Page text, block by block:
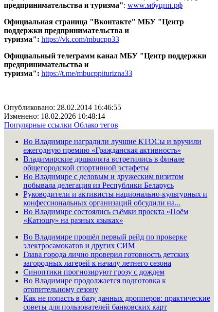
предпринимательства и туризма": www.мбуцпп.рф
Официальная страница "Вконтакте" МБУ "Центр
поддержки предпринимательства и
туризма": https://vk.com/mbucpp33
Официальный телеграмм канал МБУ "Центр поддержки
предпринимательства и
туризма": https://t.me/mbucppiturizna33
Опубликовано: 28.02.2014 16:46:55
Изменено: 18.02.2026 10:48:14
Популярные ссылки Облако тегов
Во Владимире наградили лучшие КТОСы и вручили
ежегодную премию «Гражданская активность»
Владимирские дошколята встретились в финале
общегородской спортивной эстафеты
Во Владимире с деловым и дружеским визитом
побывала делегация из Республики Беларусь
Руководители и активисты национально-культурных и
конфессиональных организаций обсудили на...
Во Владимире состоялись съёмки проекта «Поём
«Катюшу» на разных языках»
Во Владимире прошёл первый рейд по проверке
электросамокатов и других СИМ
Глава города лично проверил готовность детских
загородных лагерей к началу летнего сезона
Синоптики прогнозируют грозу с дождем
Во Владимире продолжается подготовка к
отопительному сезону
Как не попасть в базу данных дропперов: практические
советы для пользователей банковских карт